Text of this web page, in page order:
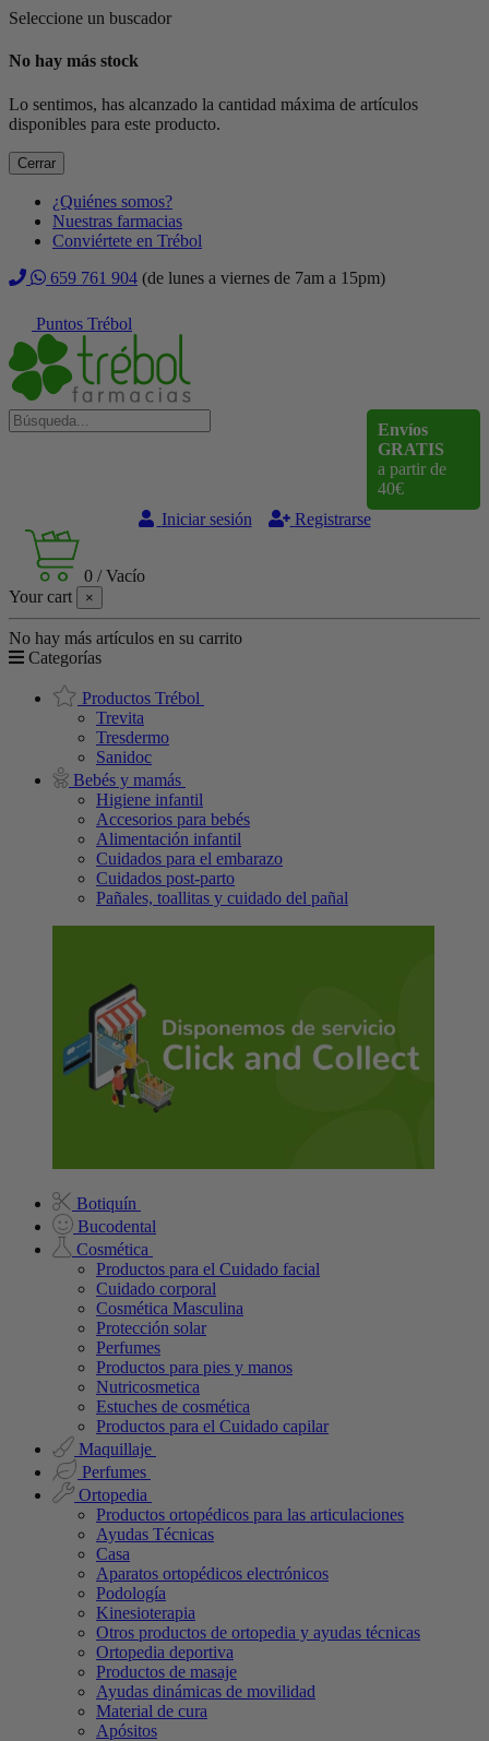
Seleccione un buscador
No hay más stock
Lo sentimos, has alcanzado la cantidad máxima de artículos
disponibles para este producto.
Cerrar
¿Quiénes somos?
Nuestras farmacias
Conviértete en Trébol
659 761 904 (de lunes a viernes de 7am a 15pm)
Puntos Trébol
Envíos
GRATIS
a partir de
40€
Iniciar sesión
Registrarse
0 /Vacío
Your cart
×
No hay más artículos en su carrito
Categorías
Productos Trébol
Trevita
Tresdermo
Sanidoc
Bebés y mamás
Higiene infantil
Accesorios para bebés
Alimentación infantil
Cuidados para el embarazo
Cuidados post-parto
Pañales, toallitas y cuidado del pañal
Botiquín
Bucodental
Cosmética
Productos para el Cuidado facial
Cuidado corporal
Cosmética Masculina
Protección solar
Perfumes
Productos para pies y manos
Nutricosmetica
Estuches de cosmética
Productos para el Cuidado capilar
Maquillaje
Perfumes
Ortopedia
Productos ortopédicos para las articulaciones
Ayudas Técnicas
Casa
Aparatos ortopédicos electrónicos
Podología
Kinesioterapia
Otros productos de ortopedia y ayudas técnicas
Ortopedia deportiva
Productos de masaje
Ayudas dinámicas de movilidad
Material de cura
Apósitos